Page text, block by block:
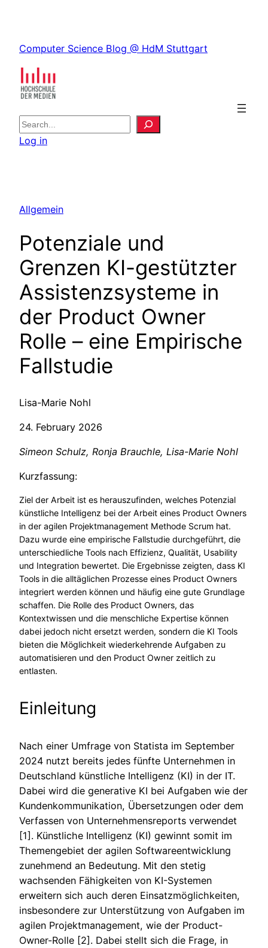
content
Computer Science Blog @ HdM Stuttgart
S
e
Log in
Allgemein
Potenziale und
Grenzen KI-gestützter
Assistenzsysteme in
der Product Owner
Rolle – eine Empirische
Fallstudie
Lisa-Marie Nohl
24. February 2026
Simeon Schulz, Ronja Brauchle, Lisa-Marie Nohl
Kurzfassung:
Ziel der Arbeit ist es herauszufinden, welches Potenzial
künstliche Intelligenz bei der Arbeit eines Product Owners
in der agilen Projektmanagement Methode Scrum hat.
Dazu wurde eine empirische Fallstudie durchgeführt, die
unterschiedliche Tools nach Effizienz, Qualität, Usability
und Integration bewertet. Die Ergebnisse zeigten, dass KI
Tools in die alltäglichen Prozesse eines Product Owners
integriert werden können und häufig eine gute Grundlage
schaffen. Die Rolle des Product Owners, das
Kontextwissen und die menschliche Expertise können
dabei jedoch nicht ersetzt werden, sondern die KI Tools
bieten die Möglichkeit wiederkehrende Aufgaben zu
automatisieren und den Product Owner zeitlich zu
entlasten.
Einleitung
Nach einer Umfrage von Statista im September
2024 nutzt bereits jedes fünfte Unternehmen in
Deutschland künstliche Intelligenz (KI) in der IT.
Dabei wird die generative KI bei Aufgaben wie der
Kundenkommunikation, Übersetzungen oder dem
Verfassen von Unternehmensreports verwendet
[1]. Künstliche Intelligenz (KI) gewinnt somit im
Themengebiet der agilen Softwareentwicklung
zunehmend an Bedeutung. Mit den stetig
wachsenden Fähigkeiten von KI-Systemen
erweitern sich auch deren Einsatzmöglichkeiten,
insbesondere zur Unterstützung von Aufgaben im
agilen Projektmanagement, wie der Product-
Owner-Rolle [2]. Dabei stellt sich die Frage, in